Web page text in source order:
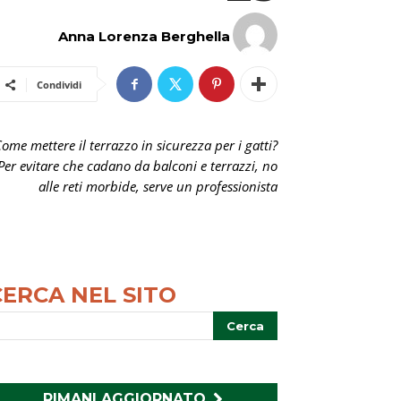
Anna Lorenza Berghella
Condividi
mettere il terrazzo in sicurezza per i gatti?
evitare che cadano da balconi e terrazzi, no
alle reti morbide, serve un professionista
NEL SITO